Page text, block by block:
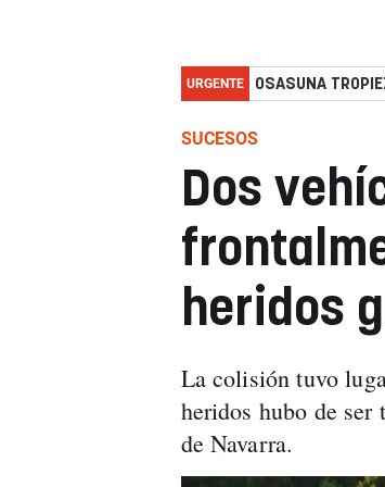
URGENTE OSASUNA
SUCESOS
Dos
heridos
La colisión tuvo
heridos hubo de
de Navarra.